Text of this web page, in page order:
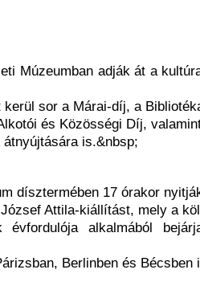
Múzeumban adják át a
sor a Márai-díj, a
és Közösségi Díj,
is.&nbsp;
dísztermében 17 órakor
Attila-kiállítást, mely a
évfordulója alkalmából
Berlinben és Bécsben